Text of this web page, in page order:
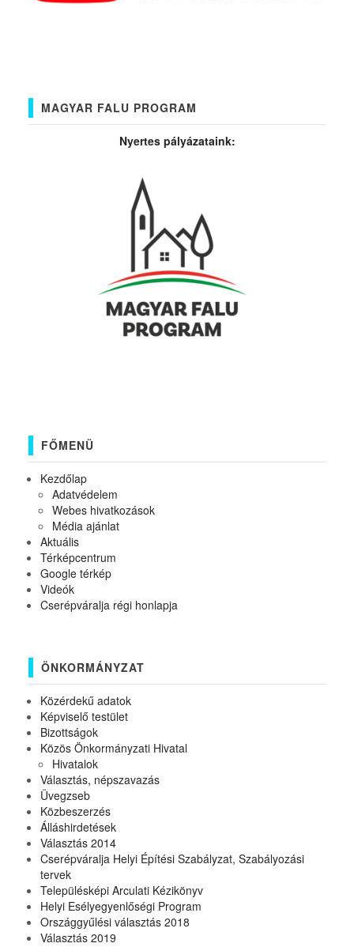
MAGYAR FALU PROGRAM
Nyertes pályázataink:
FŐMENÜ
Kezdőlap
Adatvédelem
Webes hivatkozások
Média ajánlat
Aktuális
Térképcentrum
Google térkép
Videók
Cserépváralja régi honlapja
ÖNKORMÁNYZAT
Közérdekű adatok
Képviselő testület
Bizottságok
Közös Önkormányzati Hivatal
Hivatalok
Választás, népszavazás
Üvegzseb
Közbeszerzés
Álláshirdetések
Választás 2014
Cserépváralja Helyi Építési Szabályzat, Szabályozási
tervek
Településképi Arculati Kézikönyv
Helyi Esélyegyenlőségi Program
Országgyűlési választás 2018
Választás 2019